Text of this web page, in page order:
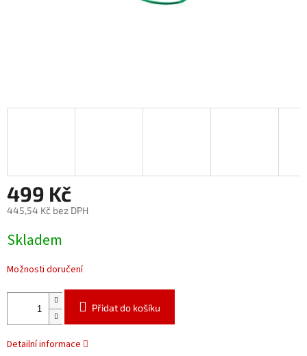
499 Kč
445,54 Kč bez DPH
cena:
Skladem
Možnosti doručení
Přidat do košíku
Detailní informace